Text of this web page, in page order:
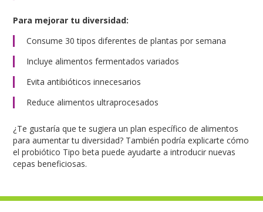
Para mejorar tu diversidad:
Consume 30 tipos diferentes de plantas por semana
Incluye alimentos fermentados variados
Evita antibióticos innecesarios
Reduce alimentos ultraprocesados
¿Te gustaría que te sugiera un plan específico de alimentos
para aumentar tu diversidad? También podría explicarte cómo
el probiótico Tipo beta puede ayudarte a introducir nuevas
cepas beneficiosas.